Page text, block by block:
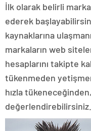
İlk olarak belirli
ederek
kaynaklarına
markaların web
hesaplarını takipte
tükenmeden
hızla
değerlendirebilirsiniz.